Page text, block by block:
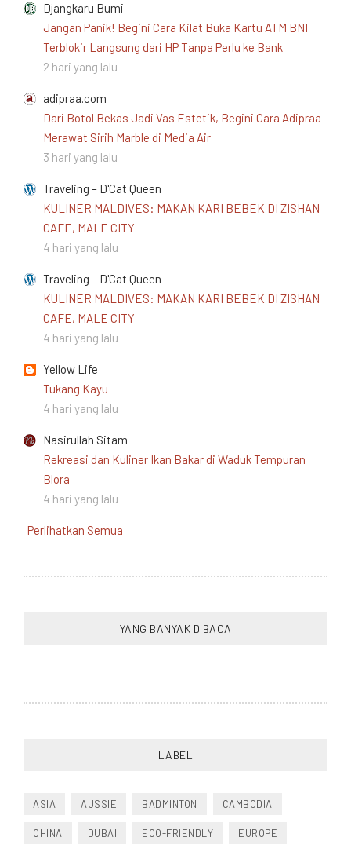
Djangkaru Bumi
Jangan Panik! Begini Cara Kilat Buka Kartu ATM BNI
Terblokir Langsung dari HP Tanpa Perlu ke Bank
2 hari yang lalu
adipraa.com
Dari Botol Bekas Jadi Vas Estetik, Begini Cara Adipraa
Merawat Sirih Marble di Media Air
3 hari yang lalu
Traveling – D'Cat Queen
KULINER MALDIVES: MAKAN KARI BEBEK DI ZISHAN
CAFE, MALE CITY
4 hari yang lalu
Traveling – D'Cat Queen
KULINER MALDIVES: MAKAN KARI BEBEK DI ZISHAN
CAFE, MALE CITY
4 hari yang lalu
Yellow Life
Tukang Kayu
4 hari yang lalu
Nasirullah Sitam
Rekreasi dan Kuliner Ikan Bakar di Waduk Tempuran
Blora
4 hari yang lalu
Perlihatkan Semua
YANG BANYAK DIBACA
LABEL
ASIA AUSSIE BADMINTON CAMBODIA
CHINA DUBAI ECO-FRIENDLY EUROPE